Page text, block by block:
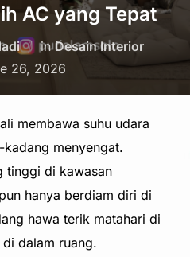
AC yang Tepat
inDesain Interior
26, 2026
membawa suhu udara
menyengat.
tinggi di kawasan
hanya berdiam diri di
hawa terik matahari di
dalam ruang.